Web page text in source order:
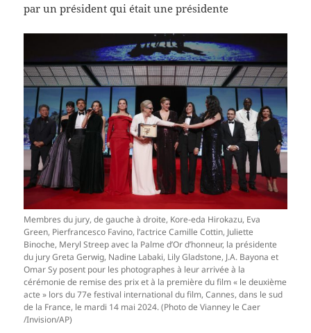
par un président qui était une présidente
Membres du jury, de gauche à droite, Kore-eda Hirokazu, Eva
Green, Pierfrancesco Favino, l’actrice Camille Cottin, Juliette
Binoche, Meryl Streep avec la Palme d’Or d’honneur, la présidente
du jury Greta Gerwig, Nadine Labaki, Lily Gladstone, J.A. Bayona et
Omar Sy posent pour les photographes à leur arrivée à la
cérémonie de remise des prix et à la première du film « le deuxième
acte » lors du 77e festival international du film, Cannes, dans le sud
de la France, le mardi 14 mai 2024. (Photo de Vianney le Caer
/Invision/AP)